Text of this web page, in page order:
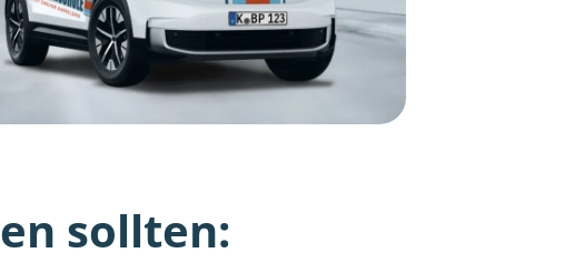
sollten: